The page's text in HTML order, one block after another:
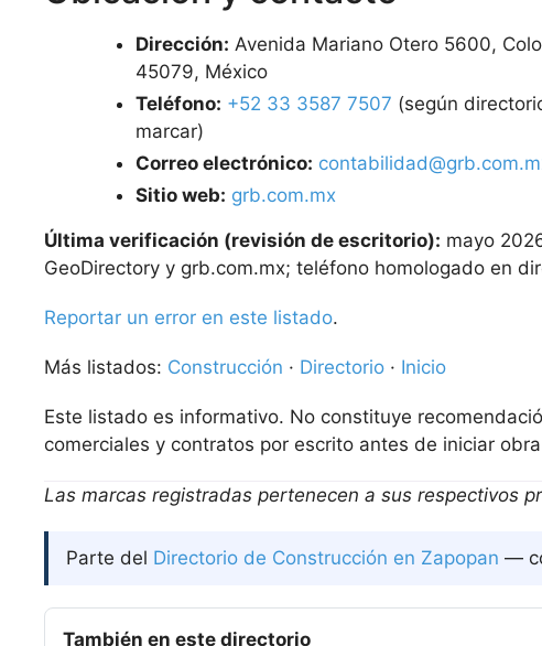
Dirección: Avenida Mariano Otero 5600,
45079, México
Teléfono: +52 33 3587 7507 (según
marcar)
Correo electrónico:
Sitio web: grb.com.mx
Última verificación (revisión de escritorio): mayo
GeoDirectory y grb.com.mx; teléfono homologado en
Reportar un error en este listado.
Más listados: Construcción · Directorio · Inicio
Este listado es informativo. No constituye
comerciales y contratos por escrito antes de iniciar
Las marcas registradas pertenecen a sus respectivos
Parte del Directorio de Construcción en Zapopan —
También en este directorio